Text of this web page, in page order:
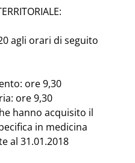
agli orari di seguito
ore 9,30
ore 9,30
hanno acquisito il
in medicina
al 31.01.2018